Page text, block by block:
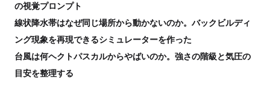
の視覚プロンプト
線状降水帯はなぜ同じ場所から動かないのか。バックビルディ
ング現象を再現できるシミュレーターを作った
台風は何ヘクトパスカルからやばいのか。強さの階級と気圧の
目安を整理する